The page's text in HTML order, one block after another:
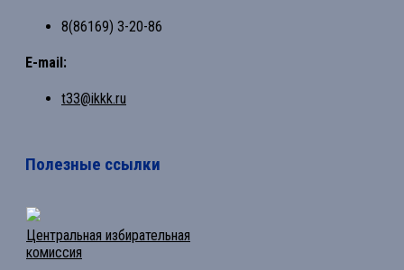
8(86169) 3-20-86
E-mail:
t33@ikkk.ru
Полезные ссылки
Центральная избирательная
комиссия